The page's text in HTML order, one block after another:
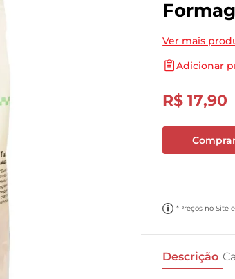
Ver mais
Adicionar
R$ 17,90
*Preços no Site
Descrição